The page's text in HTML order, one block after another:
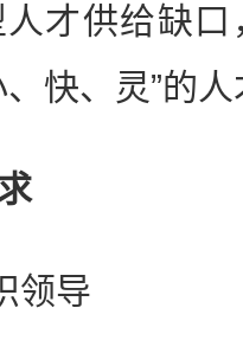
才供给缺
快、灵”的
导